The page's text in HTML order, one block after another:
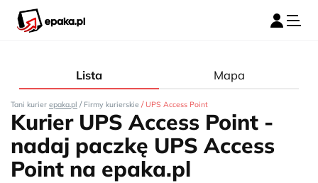
Lista Mapa
Tani kurier epaka.pl / Firmy kurierskie / UPS Access Point
Kurier UPS Access Point -
nadaj paczkę UPS Access
Point na epaka.pl